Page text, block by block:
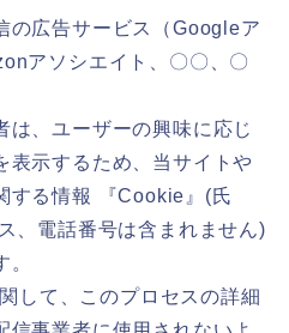
の広告サービス（Googleア
アソシエイト、〇〇、〇
は、ユーザーの興味に応じ
表示するため、当サイトや
する情報 『Cookie』(氏
、電話番号は含まれません)
して、このプロセスの詳細